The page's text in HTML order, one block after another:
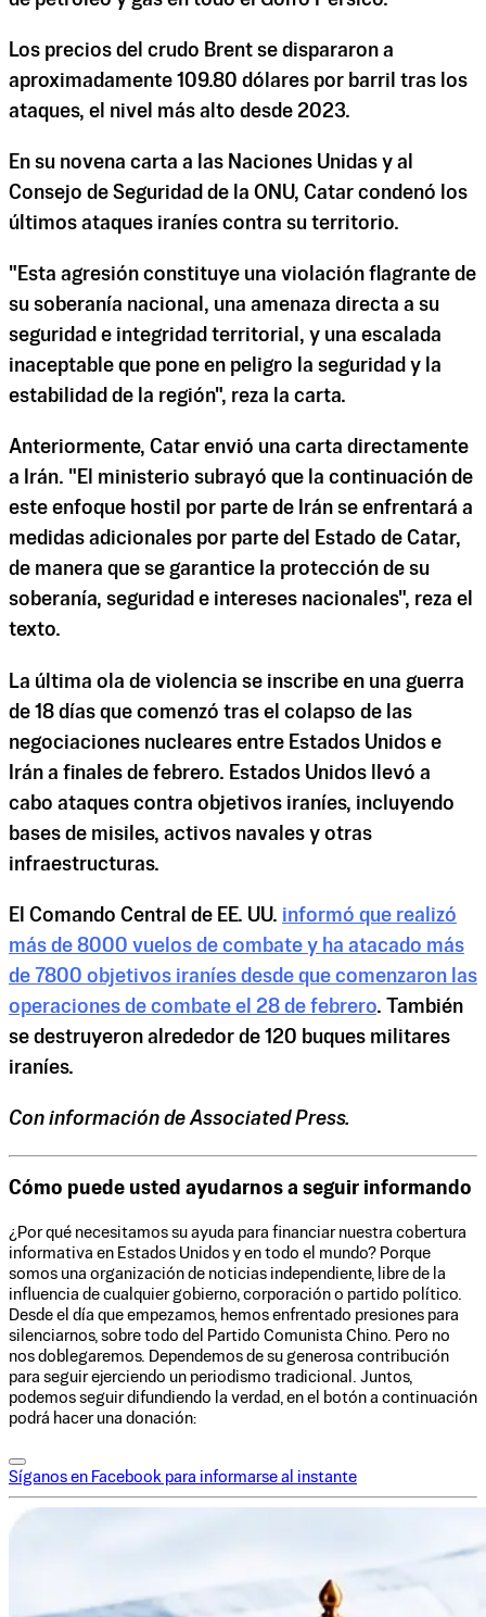
Los precios del crudo Brent se dispararon a
aproximadamente 109.80 dólares por barril tras los
ataques, el nivel más alto desde 2023.
En su novena carta a las Naciones Unidas y al
Consejo de Seguridad de la ONU, Catar condenó los
últimos ataques iraníes contra su territorio.
"Esta agresión constituye una violación flagrante de
su soberanía nacional, una amenaza directa a su
seguridad e integridad territorial, y una escalada
inaceptable que pone en peligro la seguridad y la
estabilidad de la región", reza la carta.
Anteriormente, Catar envió una carta directamente
a Irán. "El ministerio subrayó que la continuación de
este enfoque hostil por parte de Irán se enfrentará a
medidas adicionales por parte del Estado de Catar,
de manera que se garantice la protección de su
soberanía, seguridad e intereses nacionales", reza el
texto.
La última ola de violencia se inscribe en una guerra
de 18 días que comenzó tras el colapso de las
negociaciones nucleares entre Estados Unidos e
Irán a finales de febrero. Estados Unidos llevó a
cabo ataques contra objetivos iraníes, incluyendo
bases de misiles, activos navales y otras
infraestructuras.
El Comando Central de EE. UU. informó que realizó
más de 8000 vuelos de combate y ha atacado más
de 7800 objetivos iraníes desde que comenzaron las
operaciones de combate el 28 de febrero. También
se destruyeron alrededor de 120 buques militares
iraníes.
Con información de Associated Press.
Cómo puede usted ayudarnos a seguir informando
¿Por qué necesitamos su ayuda para financiar nuestra cobertura
informativa en Estados Unidos y en todo el mundo? Porque
somos una organización de noticias independiente, libre de la
influencia de cualquier gobierno, corporación o partido político.
Desde el día que empezamos, hemos enfrentado presiones para
silenciarnos, sobre todo del Partido Comunista Chino. Pero no
nos doblegaremos. Dependemos de su generosa contribución
para seguir ejerciendo un periodismo tradicional. Juntos,
podemos seguir difundiendo la verdad, en el botón a continuación
podrá hacer una donación:
Síganos en Facebook para informarse al instante